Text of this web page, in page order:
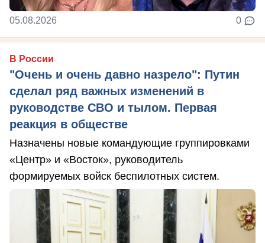
05.08.2026 0
В России
"Очень и очень давно назрело": Путин
сделал ряд важных изменений в
руководстве СВО и тылом. Первая
реакция в обществе
Назначены новые командующие группировками
«Центр» и «Восток», руководитель
формируемых войск беспилотных систем.